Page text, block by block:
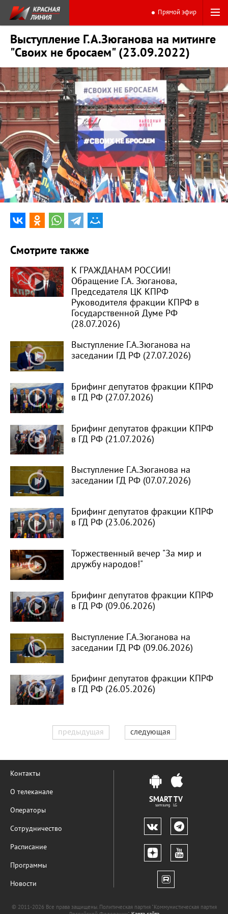
Прямой эфир
Выступление Г.А.Зюганова на митинге
"Своих не бросаем" (23.09.2022)
0:00 2:00
Смотрите также
К ГРАЖДАНАМ РОССИИ!
Обращение Г.А. Зюганова,
Председателя ЦК КПРФ
Руководителя фракции КПРФ в
Государственной Думе РФ
(28.07.2026)
Выступление Г.А.Зюганова на
заседании ГД РФ (27.07.2026)
Брифинг депутатов фракции КПРФ
в ГД РФ (27.07.2026)
Брифинг депутатов фракции КПРФ
в ГД РФ (21.07.2026)
Выступление Г.А.Зюганова на
заседании ГД РФ (07.07.2026)
Брифинг депутатов фракции КПРФ
в ГД РФ (23.06.2026)
Торжественный вечер "За мир и
дружбу народов!"
Брифинг депутатов фракции КПРФ
в ГД РФ (09.06.2026)
Выступление Г.А.Зюганова на
заседании ГД РФ (09.06.2026)
Брифинг депутатов фракции КПРФ
в ГД РФ (26.05.2026)
предыдущая следующая
Контакты
О телеканале
Операторы
Сотрудничество
Расписание
Программы
Новости
SMART TV
samsung LG
© 2011-2026 Все права защищены. Политическая партия "Коммунистическая партия